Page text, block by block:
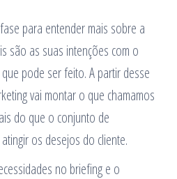
para entender mais sobre a
são as suas intenções com o
pode ser feito. A partir desse
vai montar o que chamamos
do que o conjunto de
os desejos do cliente.
no briefing e o